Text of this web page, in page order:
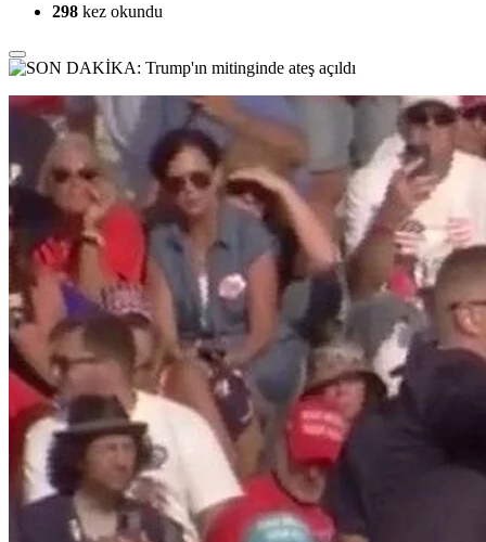
298 kez okundu